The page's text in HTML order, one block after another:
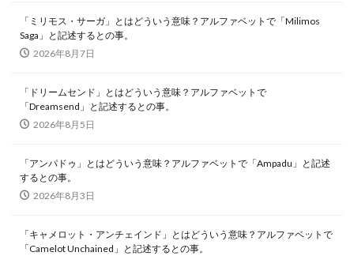
「ミリモス・サーガ」とはどういう意味？アルファベットで「Milimos
Saga」と記述するとの事。
2026年8月7日
「ドリームセンド」とはどういう意味？アルファベットで
「Dreamsend」と記述するとの事。
2026年8月5日
「アンパドゥ」とはどういう意味？アルファベットで「Ampadu」と記述
するとの事。
2026年8月3日
「キャメロット・アンチェインド」とはどういう意味？アルファベットで
「Camelot Unchained」と記述するとの事。